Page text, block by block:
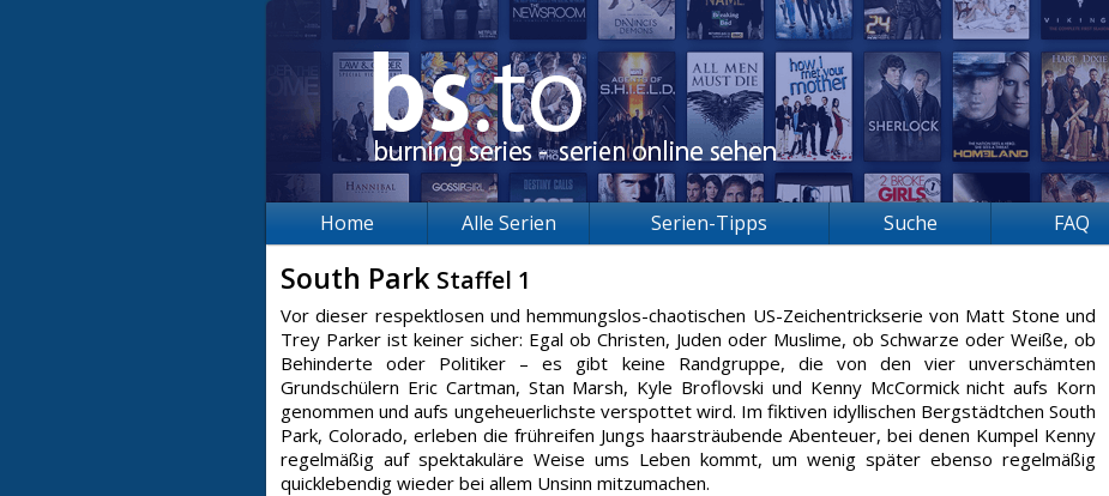
Home Alle Serien Serien-Tipps Suche FAQ
South Park Staffel 1
Vor dieser respektlosen und hemmungslos-chaotischen US-Zeichentrickserie von Matt Stone und
Trey Parker ist keiner sicher: Egal ob Christen, Juden oder Muslime, ob Schwarze oder Weiße, ob
Behinderte oder Politiker – es gibt keine Randgruppe, die von den vier unverschämten
Grundschülern Eric Cartman, Stan Marsh, Kyle Broflovski und Kenny McCormick nicht aufs Korn
genommen und aufs ungeheuerlichste verspottet wird. Im fiktiven idyllischen Bergstädtchen South
Park, Colorado, erleben die frühreifen Jungs haarsträubende Abenteuer, bei denen Kumpel Kenny
regelmäßig auf spektakuläre Weise ums Leben kommt, um wenig später ebenso regelmäßig
quicklebendig wieder bei allem Unsinn mitzumachen.